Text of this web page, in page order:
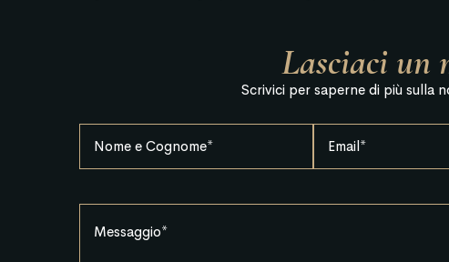
Lasciaci un
Scrivici per saperne di più sulla